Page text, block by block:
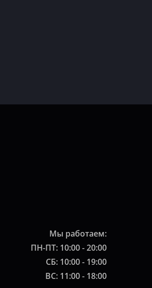
Мы работаем:
ПН-ПТ: 10:00 - 20:00
СБ: 10:00 - 19:00
ВС: 11:00 - 18:00